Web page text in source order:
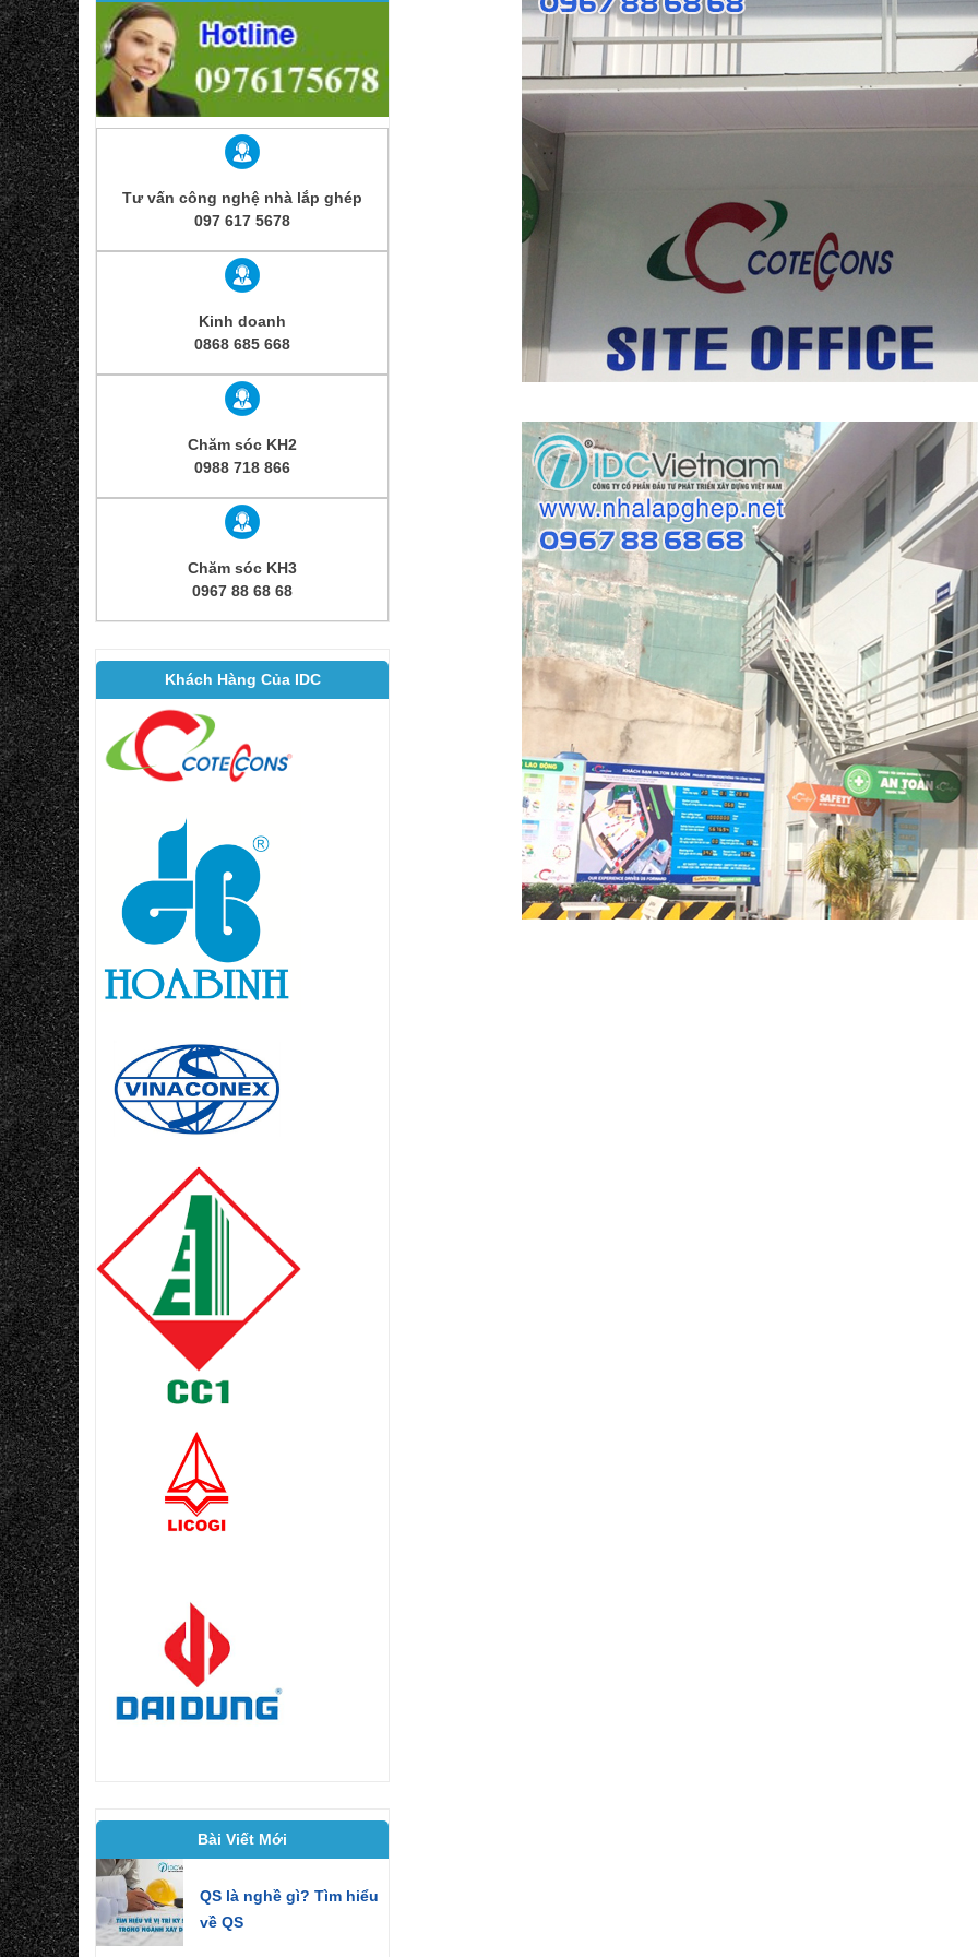
Tư vấn công nghệ nhà lắp ghép
097 617 5678
Kinh doanh
0868 685 668
Chăm sóc KH2
0988 718 866
Chăm sóc KH3
0967 88 68 68
Khách Hàng Của IDC
Bài Viết Mới
QS là nghề gì? Tìm hiểu
về QS